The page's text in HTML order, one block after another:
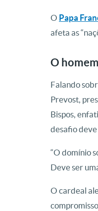
O Papa
afeta as
O
Falando
Prevost,
Bispos,
desafio
“O domínio
Deve ser
O cardeal